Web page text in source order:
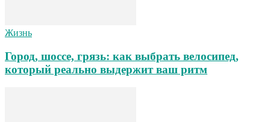
Жизнь
Город, шоссе, грязь: как выбрать велосипед,
который реально выдержит ваш ритм